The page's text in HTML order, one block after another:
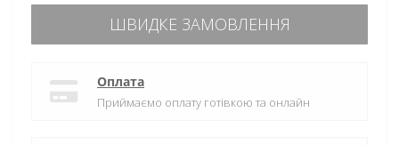
ШВИДКЕ ЗАМОВЛЕННЯ
Оплата
Приймаємо оплату готівкою та онлайн